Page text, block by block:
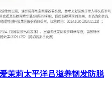
茉莉太平洋吕滋养韧发防脱